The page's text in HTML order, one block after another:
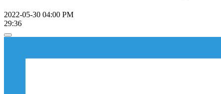
2022-05-30 04:00 PM
29:36